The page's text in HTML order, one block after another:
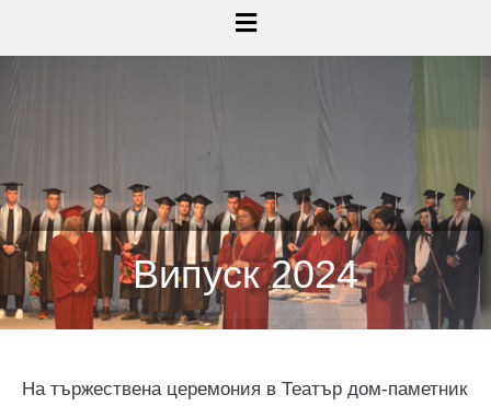
Випуск 2024
На тържествена церемония в Театър дом-паметник